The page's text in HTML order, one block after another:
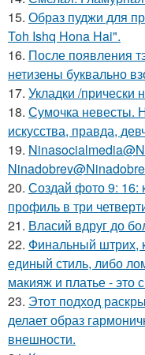
15. Образ пуджи для
Toh Ishq Hona Hai".
16. После появления
нетизены буквально
17. Укладки /прически
18. Сумочка невесты.
искусства, правда,
19.
20. Создай фото 9: 16:
профиль в три
21. Власий вдруг до
22. Финальный штрих,
единый стиль, либо
макияж и платье - это
23. Этот подход
делает образ
внешности.